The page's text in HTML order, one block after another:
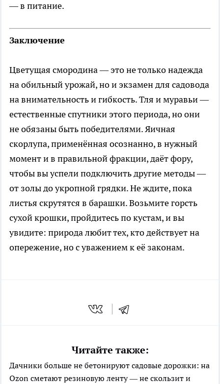
— в питание.
Заключение
Цветущая смородина — это не только надежда
на обильный урожай, но и экзамен для садовода
на внимательность и гибкость. Тля и муравьи —
естественные спутники этого периода, но они
не обязаны быть победителями. Яичная
скорлупа, применённая осознанно, в нужный
момент и в правильной фракции, даёт фору,
чтобы вы успели подключить другие методы —
от золы до укропной грядки. Не ждите, пока
листья скрутятся в барашки. Возьмите горсть
сухой крошки, пройдитесь по кустам, и вы
увидите: природа любит тех, кто действует на
опережение, но с уважением к её законам.
Читайте также:
Дачники больше не бетонируют садовые дорожки: на
Ozon сметают резиновую ленту — не скользит и